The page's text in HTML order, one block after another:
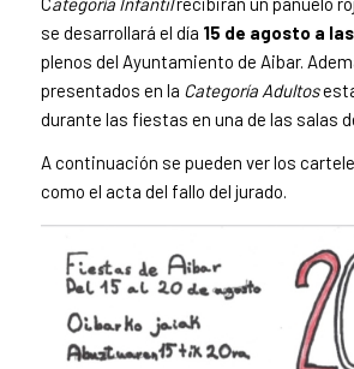
se desarrollará el día 15 de agosto a las
plenos del Ayuntamiento de Aibar.
presentados en la Categoría Adultos
durante las fiestas en una de las salas
A continuación se pueden ver los
como el acta del fallo del jurado.